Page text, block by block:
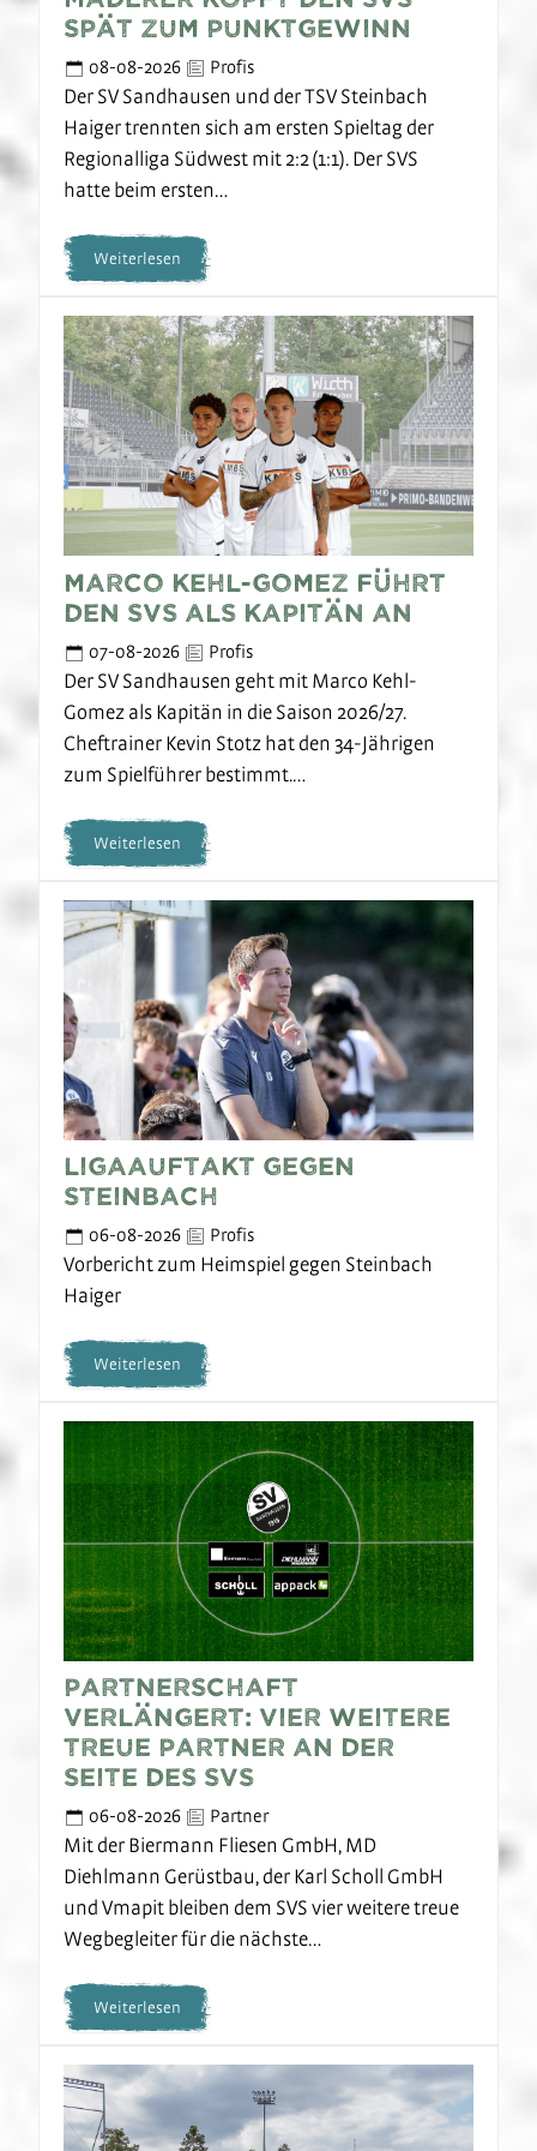
spät zum Punktgewinn
08-08-2026 Profis
Der SV Sandhausen und der TSV Steinbach
Haiger trennten sich am ersten Spieltag der
Regionalliga Südwest mit 2:2 (1:1). Der SVS
hatte beim ersten…
Weiterlesen
Marco Kehl-Gomez führt
den SVS als Kapitän an
07-08-2026 Profis
Der SV Sandhausen geht mit Marco Kehl-
Gomez als Kapitän in die Saison 2026/27.
Cheftrainer Kevin Stotz hat den 34-Jährigen
zum Spielführer bestimmt.…
Weiterlesen
Ligaauftakt gegen
Steinbach
06-08-2026 Profis
Vorbericht zum Heimspiel gegen Steinbach
Haiger
Weiterlesen
Partnerschaft
verlängert: Vier weitere
treue Partner an der
Seite des SVS
06-08-2026 Partner
Mit der Biermann Fliesen GmbH, MD
Diehlmann Gerüstbau, der Karl Scholl GmbH
und Vmapit bleiben dem SVS vier weitere treue
Wegbegleiter für die nächste…
Weiterlesen